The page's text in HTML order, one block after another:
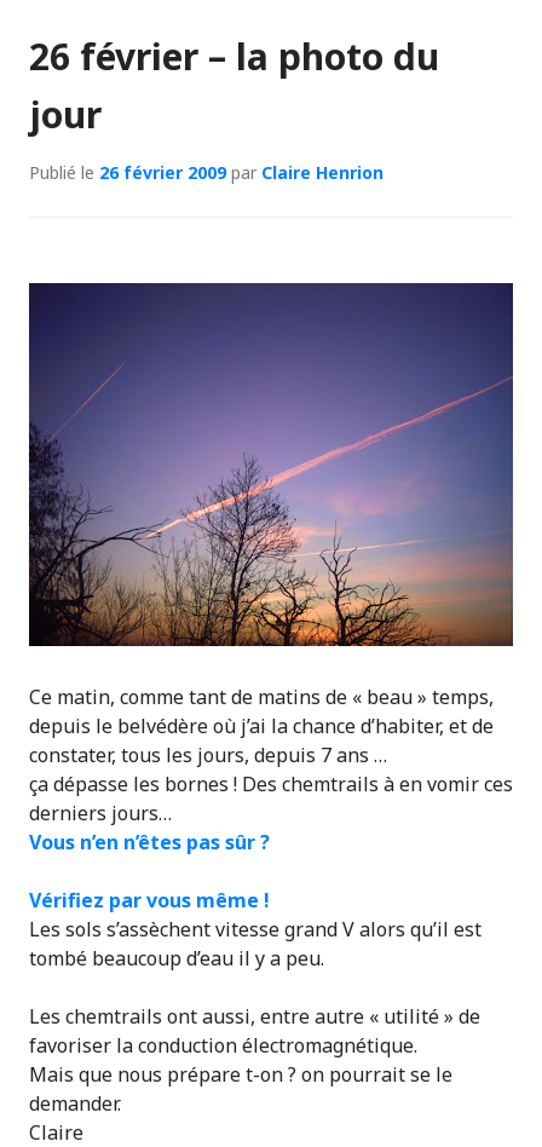
26 février – la photo du
jour
Publié le 26 février 2009par Claire Henrion
Ce matin, comme tant de matins de « beau » temps,
depuis le belvédère où j’ai la chance d’habiter, et de
constater, tous les jours, depuis 7 ans …
ça dépasse les bornes ! Des chemtrails à en vomir ces
derniers jours…
Vous n’en n’êtes pas sûr ?
Vérifiez par vous même !
Les sols s’assèchent vitesse grand V alors qu’il est
tombé beaucoup d’eau il y a peu.
Les chemtrails ont aussi, entre autre « utilité » de
favoriser la conduction électromagnétique.
Mais que nous prépare t-on ? on pourrait se le
demander.
Claire